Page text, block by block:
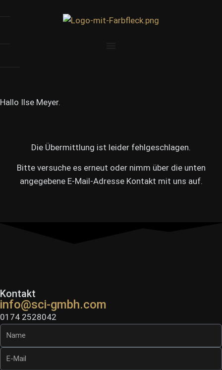
Hallo Ilse Meyer.
Die Übermittlung ist leider fehlgeschlagen.
Bitte versuche es erneut oder nimm über die unten
angegebene E-Mail-Adresse Kontakt mit uns auf.
Kontakt
info@sci-gmbh.com
0174 2528042